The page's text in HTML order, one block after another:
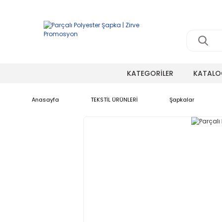
KATEGORİLER
Anasayfa TEKSTİL ÜRÜNLERİ Şapkalar